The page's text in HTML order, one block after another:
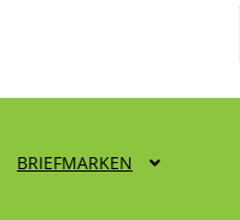
BRIEFMARKEN